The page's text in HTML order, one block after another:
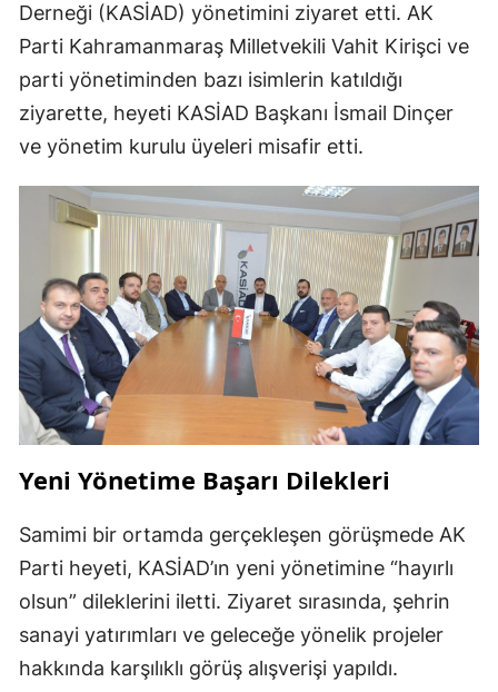
Derneği (KASİAD) yönetimini ziyaret etti. AK
Parti Kahramanmaraş Milletvekili Vahit Kirişci ve
parti yönetiminden bazı isimlerin katıldığı
ziyarette, heyeti KASİAD Başkanı İsmail Dinçer
ve yönetim kurulu üyeleri misafir etti.
Yeni Yönetime Başarı Dilekleri
Samimi bir ortamda gerçekleşen görüşmede AK
Parti heyeti, KASİAD’ın yeni yönetimine “hayırlı
olsun” dileklerini iletti. Ziyaret sırasında, şehrin
sanayi yatırımları ve geleceğe yönelik projeler
hakkında karşılıklı görüş alışverişi yapıldı.